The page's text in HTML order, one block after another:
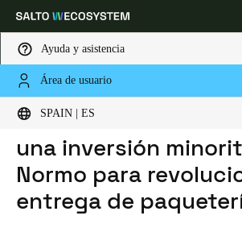
Ayuda y asistencia
Área de usuario
SPAIN | ES
Elija su ubicación y configuración de idioma
Global Europe North
Spain |Español
HOME
NOTICIAS
SALTO WECOSYSTEM
una inversión
Normo para
entrega de